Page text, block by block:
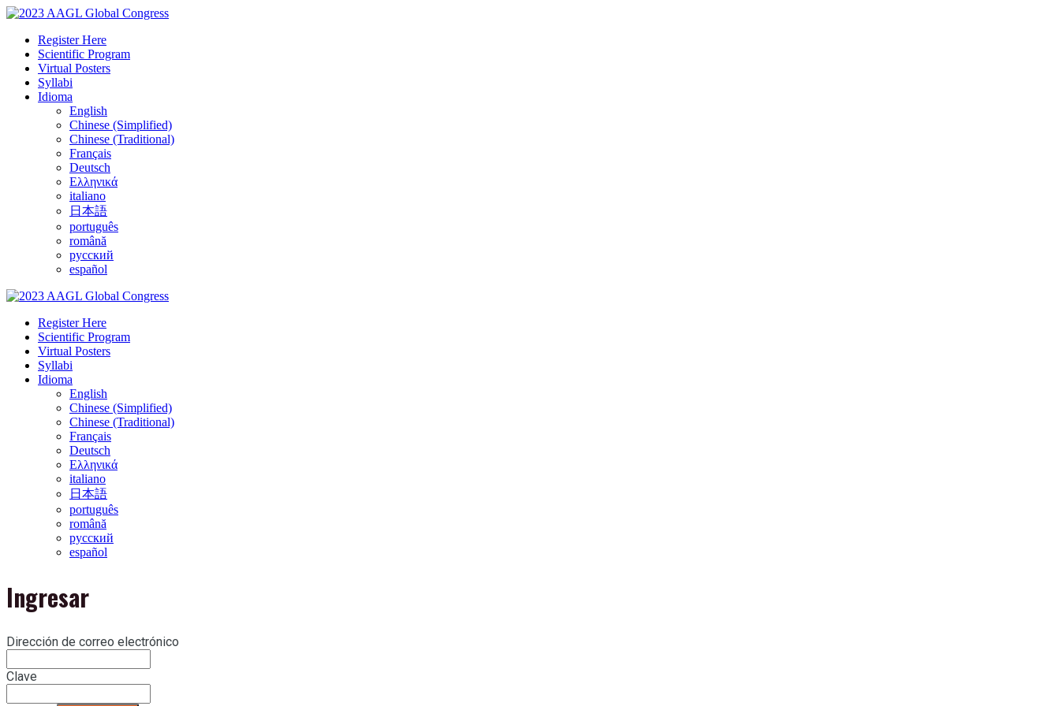
Register Here
Scientific Program
Virtual Posters
Syllabi
Idioma
English
Chinese (Simplified)
Chinese (Traditional)
Français
Deutsch
Ελληνικά
italiano
日本語
português
română
русский
español
Register Here
Scientific Program
Virtual Posters
Syllabi
Idioma
English
Chinese (Simplified)
Chinese (Traditional)
Français
Deutsch
Ελληνικά
italiano
日本語
português
română
русский
español
Ingresar
Dirección de correo electrónico
Clave